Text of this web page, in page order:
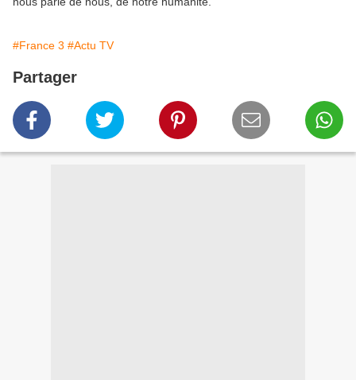
#France 3 #Actu TV
Partager